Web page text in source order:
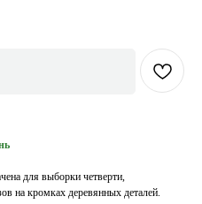
для выборки четверти,
на кромках деревянных деталей.